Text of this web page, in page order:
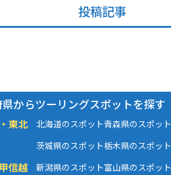
投稿記事
からツーリングスポットを探す
東北 北海道のスポット青森県のスポット
茨城県のスポット栃木県のスポット
信越 新潟県のスポット富山県のスポット